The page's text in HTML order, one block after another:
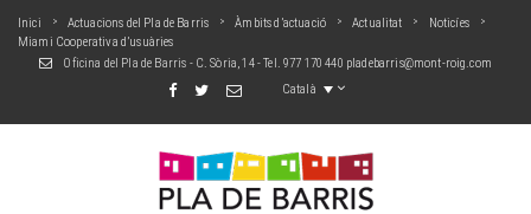
Inici Actuacions del Pla de Barris Àmbits d’actuació Actualitat
Noticíes
Miami Cooperativa d’usuàries
Oficina del Pla de Barris - C. Sòria, 14 - Tel. 977 170 440 pladebarris@mont-roig.com
Català